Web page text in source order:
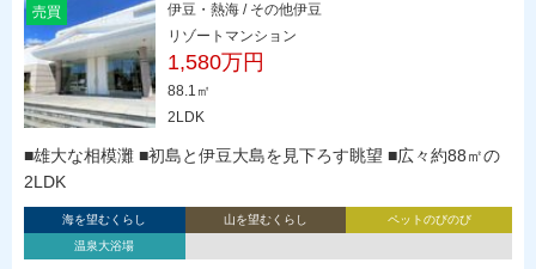
売買
伊豆・熱海 / その他伊豆
リゾートマンション
1,580万円
88.1㎡
2LDK
■雄大な相模灘 ■初島と伊豆大島を見下ろす眺望 ■広々約88㎡の
2LDK
海を望むくらし 山を望むくらし
ペットのびのび
温泉大浴場